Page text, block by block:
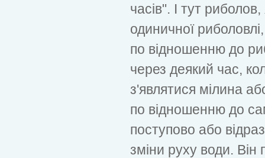
часів". І тут
одиничної
по відношенню до
через деякий час,
з'являтися мілина
по відношенню до
поступово або
зміни руху води. Він